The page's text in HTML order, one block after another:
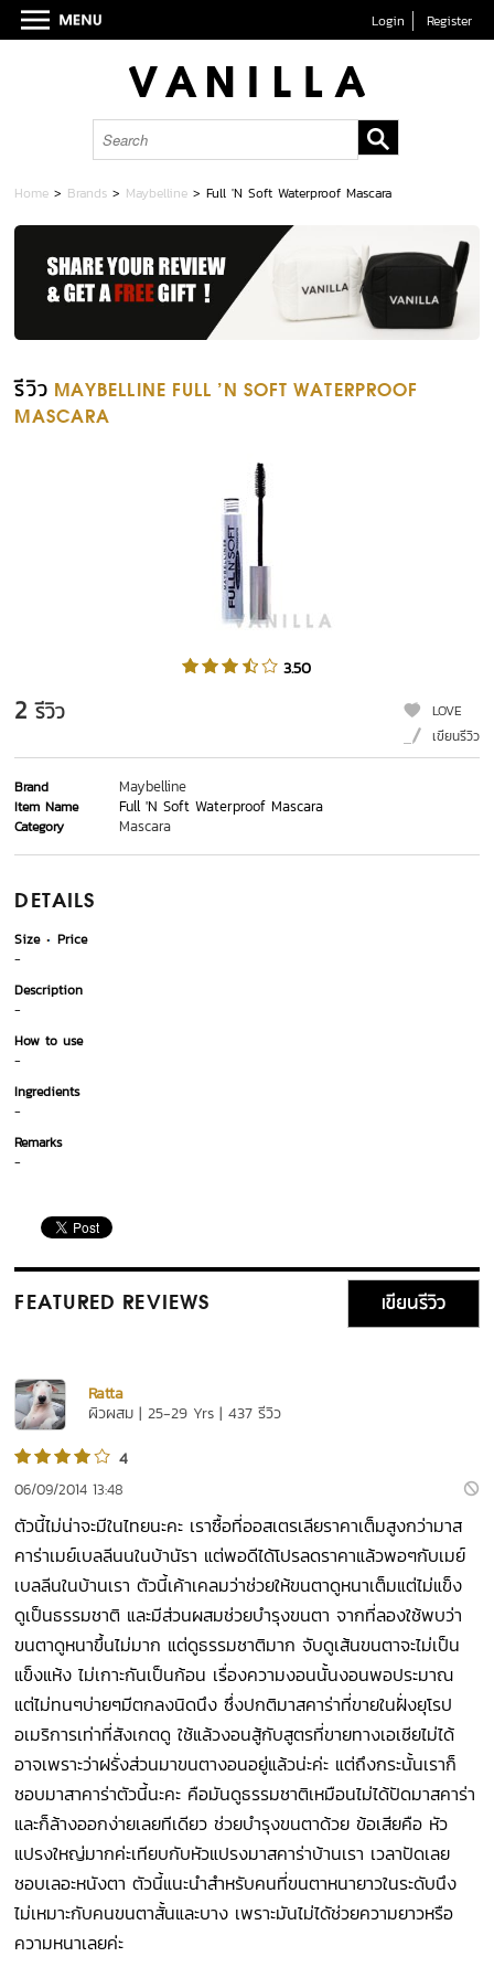
Login Register
Home > Brands > Maybelline >Full 'N Soft Waterproof Mascara
รีวิว MAYBELLINE FULL 'N SOFT WATERPROOF
MASCARA
3.50
2 รีวิว
LOVE
เขียนรีวิว
Brand Maybelline
Item Name Full 'N Soft Waterproof Mascara
Category Mascara
DETAILS
Size
Price
-
Description
-
How to use
-
Ingredients
-
Remarks
-
FEATURED REVIEWS เขียนรีวิว
Ratta
ผิวผสม | 25-29 Yrs | 437 รีวิว
4
06/09/2014 13:48
ตัวนี้ไม่น่าจะมีในไทยนะคะ เราซื้อที่ออสเตรเลียราคาเต็มสูงกว่ามาส
คาร่าเมย์เบลลีนนในบ้านัรา แต่พอดีได้โปรลดราคาแล้วพอๆกับเมย์
เบลลีนในบ้านเรา ตัวนี้เค้าเคลมว่าช่วยให้ขนตาดูหนาเต็มแต่ไม่แข็ง
ดูเป็นธรรมชาติ และมีส่วนผสมช่วยบำรุงขนตา จากที่ลองใช้พบว่า
ขนตาดูหนาขึ้นไม่มาก แต่ดูธรรมชาติมาก จับดูเส้นขนตาจะไม่เป็น
แข็งแห้ง ไม่เกาะกันเป็นก้อน เรื่องความงอนนั้นงอนพอประมาณ
แต่ไม่ทนๆบ่ายๆมีตกลงนิดนึง ซึ่งปกติมาสคาร่าที่ขายในฝั่งยุโรป
อเมริการเท่าที่สังเกตดู ใช้แล้วงอนสู้กับสูตรที่ขายทางเอเชียไม่ได้
อาจเพราะว่าฝรั่งส่วนมาขนตางอนอยู่แล้วน่ะค่ะ แต่ถึงกระนั้นเราก็
ชอบมาสาคาร่าตัวนี้นะคะ คือมันดูธรรมชาติเหมือนไม่ได้ปัดมาสคาร่า
และก็ล้างออกง่ายเลยทีเดียว ช่วยบำรุงขนตาด้วย ข้อเสียคือ หัว
แปรงใหญ่มากค่ะเทียบกับหัวแปรงมาสคาร่าบ้านเรา เวลาปัดเลย
ชอบเลอะหนังตา ตัวนี้แนะนำสำหรับคนที่ขนตาหนายาวในระดับนึง
ไม่เหมาะกับคนขนตาสั้นและบาง เพราะมันไม่ไดัช่วยความยาวหรือ
ความหนาเลยค่ะ